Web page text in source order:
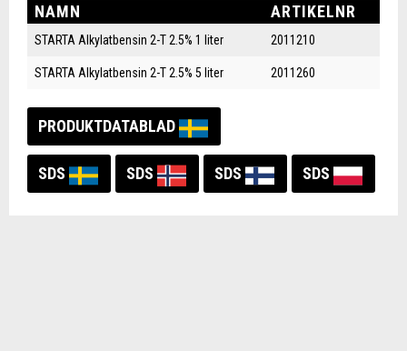
NAMN ARTIKELNR
STARTA Alkylatbensin 2-T 2.5% 1 liter 2011210
STARTA Alkylatbensin 2-T 2.5% 5 liter 2011260
PRODUKTDATABLAD
SDS SDS SDS SDS